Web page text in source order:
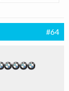
#64